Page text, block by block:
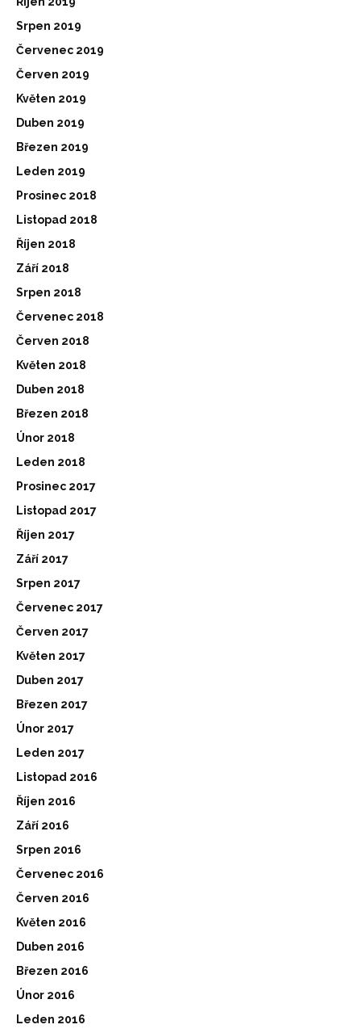
Srpen 2019
Červenec 2019
Červen 2019
Květen 2019
Duben 2019
Březen 2019
Leden 2019
Prosinec 2018
Listopad 2018
Říjen 2018
Září 2018
Srpen 2018
Červenec 2018
Červen 2018
Květen 2018
Duben 2018
Březen 2018
Únor 2018
Leden 2018
Prosinec 2017
Listopad 2017
Říjen 2017
Září 2017
Srpen 2017
Červenec 2017
Červen 2017
Květen 2017
Duben 2017
Březen 2017
Únor 2017
Leden 2017
Listopad 2016
Říjen 2016
Září 2016
Srpen 2016
Červenec 2016
Červen 2016
Květen 2016
Duben 2016
Březen 2016
Únor 2016
Leden 2016